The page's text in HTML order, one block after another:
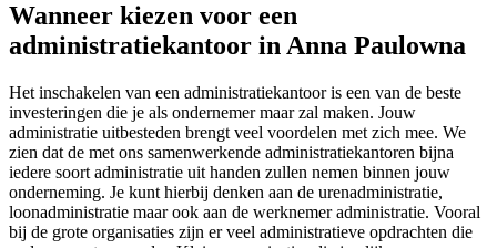
Wanneer kiezen voor een
administratiekantoor in Anna Paulowna
Het inschakelen van een administratiekantoor is een van de beste
investeringen die je als ondernemer maar zal maken. Jouw
administratie uitbesteden brengt veel voordelen met zich mee. We
zien dat de met ons samenwerkende administratiekantoren bijna
iedere soort administratie uit handen zullen nemen binnen jouw
onderneming. Je kunt hierbij denken aan de urenadministratie,
loonadministratie maar ook aan de werknemer administratie. Vooral
bij de grote organisaties zijn er veel administratieve opdrachten die